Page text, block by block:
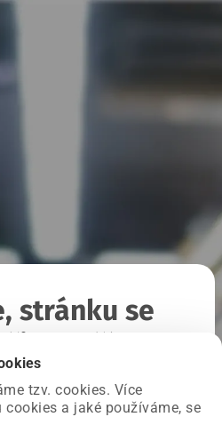
tzv. cookies. Více
a jaké používáme, se
stránku se
straně a už ji opravujeme.
požadovanou stránku.